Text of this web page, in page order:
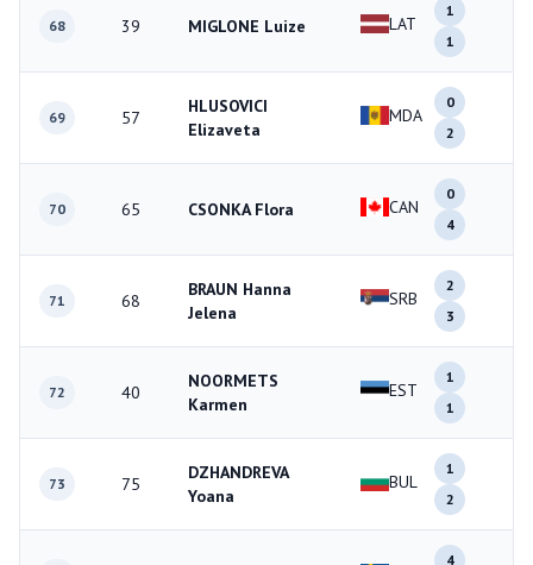
68 39 MIGLONE Luize LAT
1
1
69 57
HLUSOVICI
Elizaveta
MDA
0
2
70 65 CSONKA Flora CAN
0
4
71 68
BRAUN Hanna
Jelena
SRB
2
3
72 40
NOORMETS
Karmen
EST
1
1
73 75
DZHANDREVA
Yoana
BUL
1
2
4